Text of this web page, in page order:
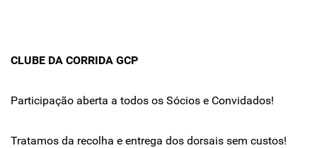
CLUBE DA CORRIDA GCP
Participação aberta a todos os Sócios e Convidados!
Tratamos da recolha e entrega dos dorsais sem custos!